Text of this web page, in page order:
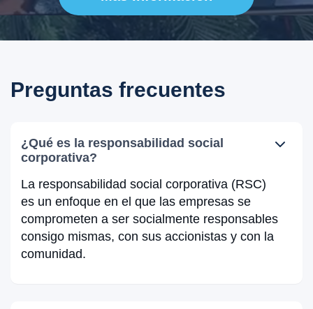
Preguntas frecuentes
¿Qué es la responsabilidad social
corporativa?
La responsabilidad social corporativa (RSC)
es un enfoque en el que las empresas se
comprometen a ser socialmente responsables
consigo mismas, con sus accionistas y con la
comunidad.